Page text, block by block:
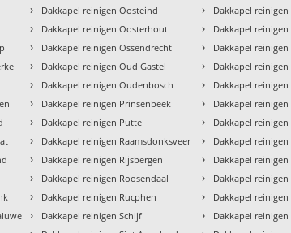
› Dakkapel reinigen Oosteind
› Dakkapel reinigen Oosterhout
› Dakkapel reinigen Ossendrecht
› Dakkapel reinigen Oud Gastel
› Dakkapel reinigen Oudenbosch
› Dakkapel reinigen Prinsenbeek
› Dakkapel reinigen Putte
› Dakkapel reinigen Raamsdonksveer
› Dakkapel reinigen Rijsbergen
› Dakkapel reinigen Roosendaal
› Dakkapel reinigen Rucphen
› Dakkapel reinigen Schijf
› Dakkapel reinigen
› Dakkapel
› Dakkapel reinigen
› Dakkapel reinigen
› Dakkapel
› Dakkapel
› Dakkapel
› Dakkapel
› Dakkapel
› Dakkapel
› Dakkapel
› Dakkapel